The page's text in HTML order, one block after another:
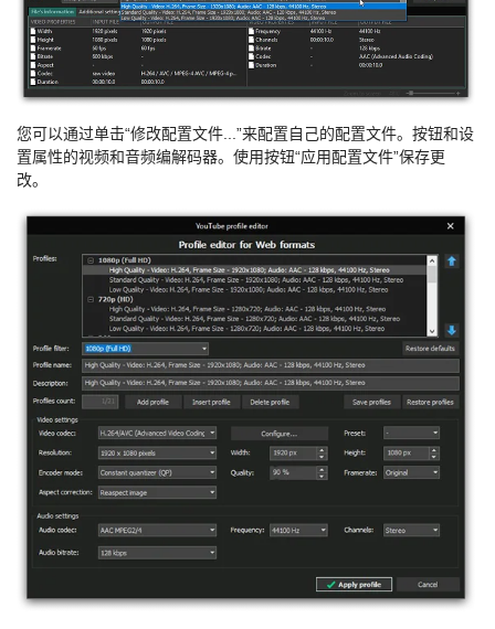
您可以通过单击“修改配置文件...”来配置自己的配置文件。按钮和设
置属性的视频和音频编解码器。使用按钮“应用配置文件”保存更
改。